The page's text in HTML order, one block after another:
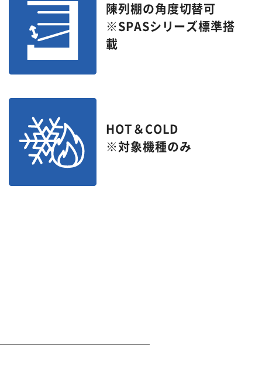
陳列棚の角度切替可
※SPASシリーズ標準搭
載
HOT＆COLD
※対象機種のみ